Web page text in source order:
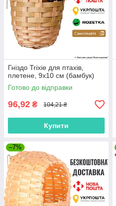
Гніздо Trixie для птахів,
плетене, 9x10 см (бамбук)
Готово до відправки
96,92 ₴ 104,21 ₴
Купити
–7%